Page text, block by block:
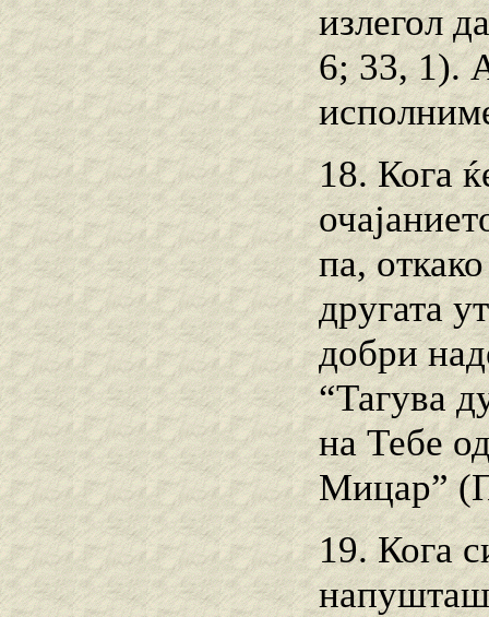
излегол
6; 33, 1).
18. Кога
па,
другата
добри
“Тагува
на Тебе
Мицар”
19. Кога
напушташ